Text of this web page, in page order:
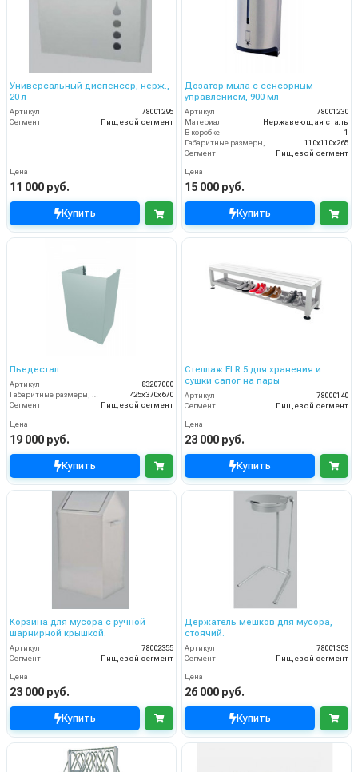
Универсальный диспенсер, нерж.,
20 л
Артикул
78001295
Сегмент
Пищевой сегмент
Цена
11 000 руб.
Купить
Дозатор мыла с сенсорным
управлением, 900 мл
Артикул
78001230
Материал
Нержавеющая сталь
В коробке
1
Габаритные размеры, мм
110x110x265
Сегмент
Пищевой сегмент
Цена
15 000 руб.
Купить
Пьедестал
Артикул
83207000
425x370x670
Сегмент
Пищевой сегмент
Цена
19 000 руб.
Купить
Стеллаж ELR 5 для хранения и
сушки сапог на пары
Артикул
78000140
Сегмент
Пищевой сегмент
Цена
23 000 руб.
Купить
Корзина для мусора с ручной
шарнирной крышкой.
Артикул
78002355
Сегмент
Пищевой сегмент
Цена
23 000 руб.
Купить
Держатель мешков для мусора,
стоячий.
Артикул
78001303
Сегмент
Пищевой сегмент
Цена
26 000 руб.
Купить